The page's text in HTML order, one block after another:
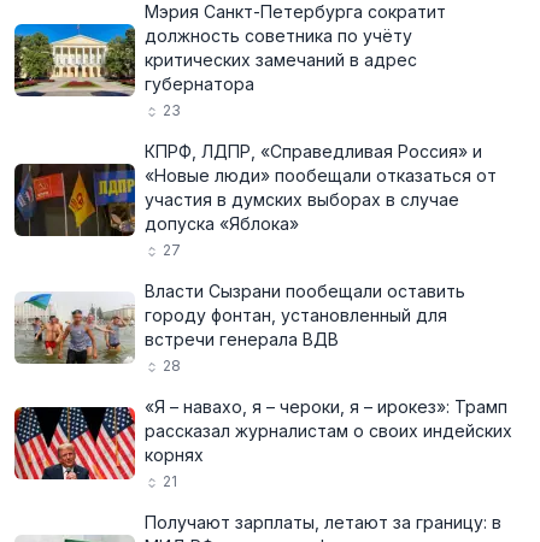
Мэрия Санкт-Петербурга сократит
должность советника по учёту
критических замечаний в адрес
губернатора
23
КПРФ, ЛДПР, «Справедливая Россия» и
«Новые люди» пообещали отказаться от
участия в думских выборах в случае
допуска «Яблока»
27
Власти Сызрани пообещали оставить
городу фонтан, установленный для
встречи генерала ВДВ
28
«Я – навахо, я – чероки, я – ирокез»: Трамп
рассказал журналистам о своих индейских
корнях
21
Получают зарплаты, летают за границу: в